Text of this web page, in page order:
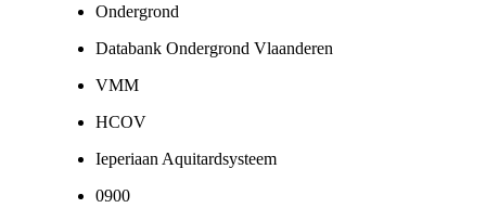
Ondergrond
Databank Ondergrond Vlaanderen
VMM
HCOV
Ieperiaan Aquitardsysteem
0900